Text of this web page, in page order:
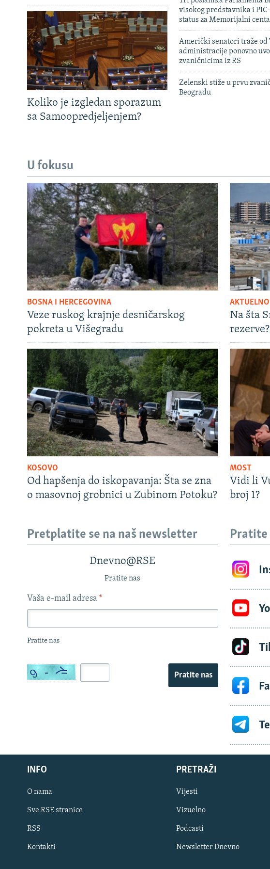
Koliko je izgledan sporazum
sa Samoopredjeljenjem?
visokog predstavnika i
status za Memorijalni
Američki senatori traže od
administracije ponovno
zvaničnicima iz RS
Zelenski stiže u prvu
Beogradu
U fokusu
BOSNA I HERCEGOVINA
Veze ruskog krajnje desničarskog
pokreta u Višegradu
AKTUELNO
Na šta
rezerve?
KOSOVO
Od hapšenja do iskopavanja: Šta se zna
o masovnoj grobnici u Zubinom Potoku?
MOST
Vidi li
broj 1?
Pretplatite se na naš newsletter
Dnevno@RSE
Pratite nas
Vaša e-mail adresa *
Pratite nas
Pratite nas
Pratite
INFO
O nama
Sve RSE stranice
RSS
Kontakti
PRETRAŽI
Vijesti
Vizuelno
Podcasti
Newsletter Dnevno